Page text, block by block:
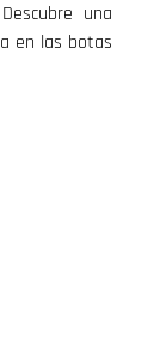
una
en las botas